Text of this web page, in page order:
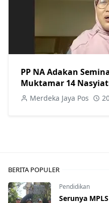
PP NA Adakan
Muktamar 14
Merdeka Jaya Pos
BERITA POPULER
Pendidikan
Serunya